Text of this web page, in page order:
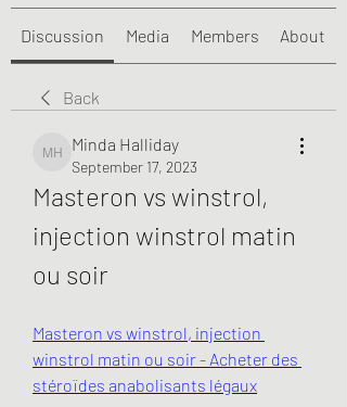
Discussion Media Members About
Back
Minda Halliday
Minda Halliday
September 17, 2023
Masteron vs winstrol,
injection winstrol matin
ou soir
Masteron vs winstrol, injection
winstrol matin ou soir - Acheter des
stéroïdes anabolisants légaux